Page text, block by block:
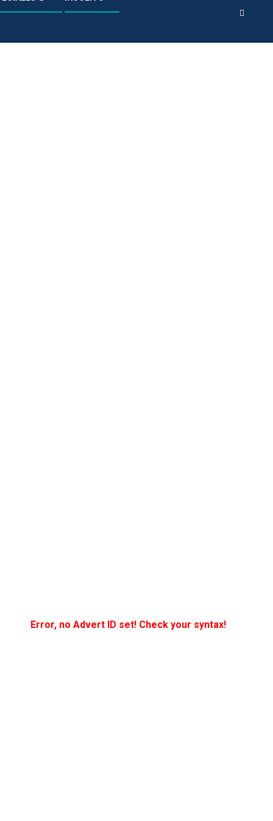
Error, no Advert ID set! Check your syntax!